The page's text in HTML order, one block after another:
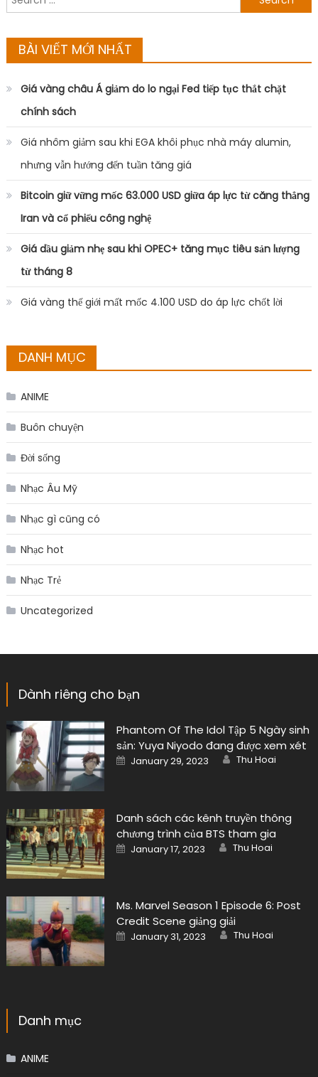
for:
BÀI VIẾT MỚI NHẤT
Giá vàng châu Á giảm do lo ngại Fed tiếp tục thắt chặt
chính sách
Giá nhôm giảm sau khi EGA khôi phục nhà máy alumin,
nhưng vẫn hướng đến tuần tăng giá
Bitcoin giữ vững mốc 63.000 USD giữa áp lực từ căng thẳng
Iran và cổ phiếu công nghệ
Giá dầu giảm nhẹ sau khi OPEC+ tăng mục tiêu sản lượng
từ tháng 8
Giá vàng thế giới mất mốc 4.100 USD do áp lực chốt lời
DANH MỤC
ANIME
Buôn chuyện
Đời sống
Nhạc Âu Mỹ
Nhạc gì cũng có
Nhạc hot
Nhạc Trẻ
Uncategorized
Dành riêng cho bạn
Phantom Of The Idol Tập 5 Ngày sinh
sản: Yuya Niyodo đang được xem xét
Posted
on
January 29, 2023 Author
Thu Hoai
Danh sách các kênh truyền thông
chương trình của BTS tham gia
Posted
on
January 17, 2023 Author
Thu Hoai
Ms. Marvel Season 1 Episode 6: Post
Credit Scene giảng giải
Posted
on
January 31, 2023 Author
Thu Hoai
Danh mục
ANIME